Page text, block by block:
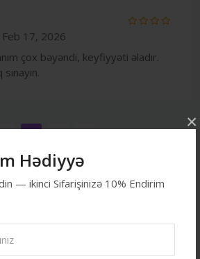
Hədiyyə
— ikinci Sifarişinizə 10% Endirim
×
Feb 17, 2026
çox bəyəndi, keyfiyyəti əladır.
‹ 1 2 ›